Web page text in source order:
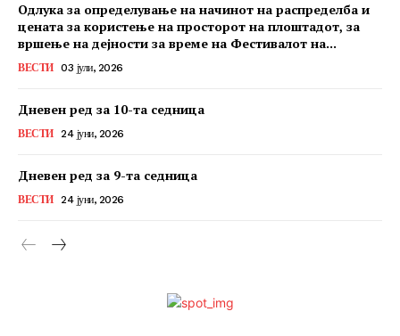
Одлука за определување на начинот на распределба и
цената за користење на просторот на плоштадот, за
вршење на дејности за време на Фестивалот на...
ВЕСТИ 03 јули, 2026
Дневен ред за 10-та седница
ВЕСТИ 24 јуни, 2026
Дневен ред за 9-та седница
ВЕСТИ 24 јуни, 2026